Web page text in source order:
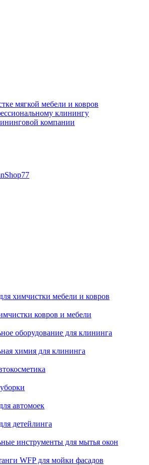
мягкой мебели и ковров
клинингу
компании
химчистки мебели и ковров
ковров и мебели
оборудование для клининга
химия для клининга
автомоек
детейлинга
инструменты для мытья окон
WFP для мойки фасадов